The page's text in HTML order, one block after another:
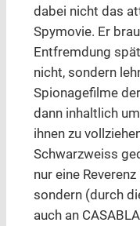
dabei nicht das
Spymovie. Er
Entfremdung
nicht, sondern
Spionagefilme
dann inhaltlich
ihnen zu
Schwarzweiss
nur eine
sondern (durch
auch an